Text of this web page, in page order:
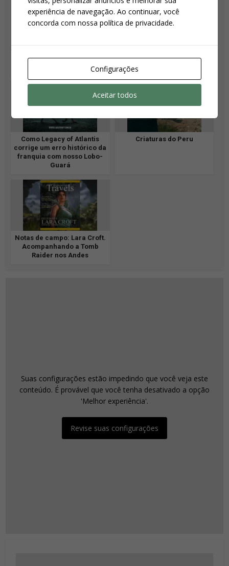
Quebra-cabeças
Travessia e movimento
Como Legacy of Atlantis
corrige um erro histórico da
franquia com nosso Lobo-
Guará
Criaturas do Peru
Notas de campo: Lara Croft.
Acompanhando a Tomb
Raider nos Andes
Suas configurações estão impedindo que você veja este
conteúdo. É provável que você tenha desativado a opção
'Melhor experiência'.
Revise suas configurações
experiência de navegação. Ao continuar, você
concorda com nossa política de privacidade.
Configurações
Aceitar todos